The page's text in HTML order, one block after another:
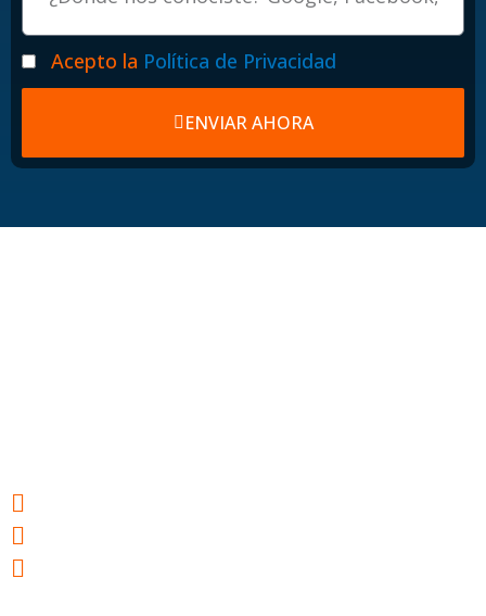
PoliticasAcepto la Política de Privacidad
ENVIAR AHORA